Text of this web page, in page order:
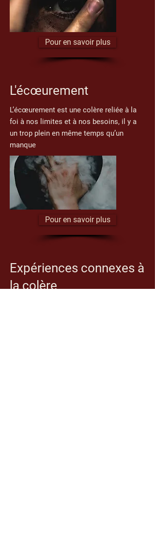
Pour en savoir plus
L'écœurement
L’écœurement est une colère reliée à la
foi à nos limites et à nos besoins, il y a
un trop plein en même temps qu’un
manque
Pour en savoir plus
Expériences connexes à
la colère